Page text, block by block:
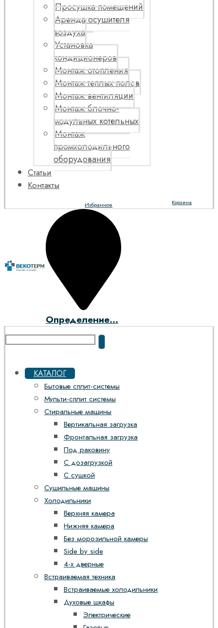
Просушка помещений
Аренда осушителя
воздуха
Установка
кондиционеров
Монтаж отопления
Монтаж теплых полов
Монтаж вентиляции
Монтаж блочно-
модульных котельных
Монтаж
промхолодильного
оборудования
Статьи
Контакты
Корзина
Избранное
Определение...
КАТАЛОГ
Бытовые сплит-системы
Мульти-сплит системы
Стиральные машины
Вертикальная загрузка
Фронтальная загрузка
Под раковину
С дозагрузкой
С сушкой
Сушильные машины
Холодильники
Верхняя камера
Нижняя камера
Без морозильной камеры
Side by side
4-х дверные
Встраиваемая техника
Встраиваемые холодильники
Духовые шкафы
Электрические